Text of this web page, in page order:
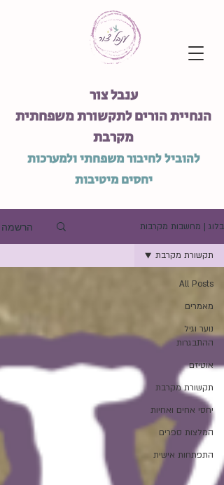
ענבל צור
הנחיית הורים לתקשורת משפחתית
מקרבת
להוביל לחיבור משפחתי ולמערכות
יחסים מיטיבות
בלוג | מחשבות מקרבות הרשמה
All Posts
מאמרים
נוער וגיל
ההתבגרות
אוטיזם
תקשורת מקרבת
יחסי אחים ואחיות
המלצות ספרים
התפתחות אישית
תקשורת מקרבת